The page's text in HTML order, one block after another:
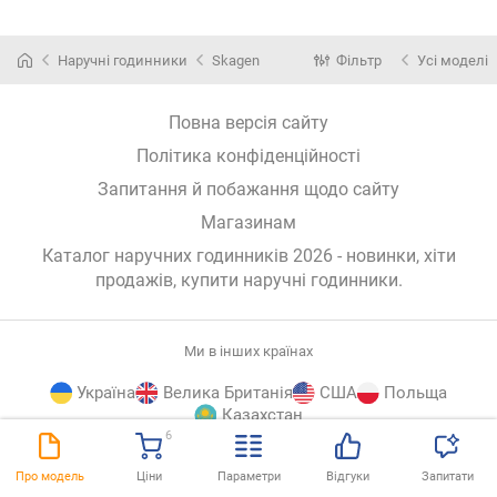
Про модель Ціни
6
Параметри Відгуки Запитати
Наручні годинники Skagen Фільтр Усі моделі
Повна версія сайту
Політика конфіденційності
Запитання й побажання щодо сайту
Магазинам
Каталог наручних годинників 2026 - новинки, хіти
продажів, купити наручні годинники.
Ми в інших країнах
Україна Велика Британія США
Польща
Казахстан
Katalog
© E-Katalog, 2026 ВГОРУ